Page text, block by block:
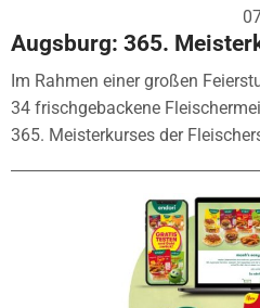
Augsburg: 365.
Im Rahmen einer großen
34 frischgebackene
365. Meisterkurses der